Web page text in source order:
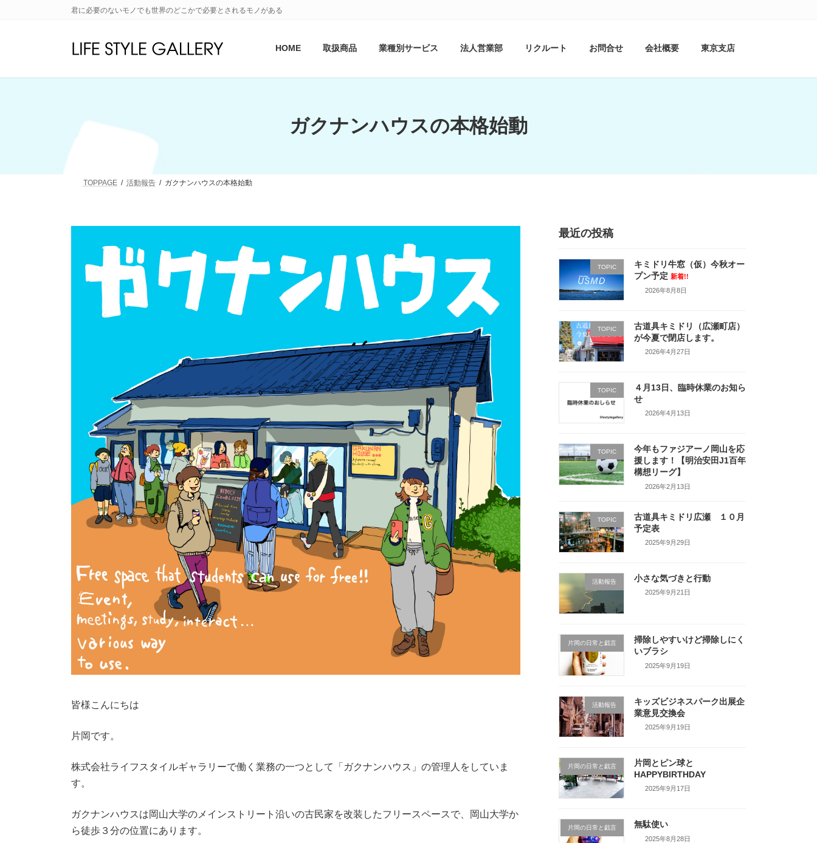
君に必要のないモノでも世界のどこかで必要とされるモノがある
HOME 取扱商品 業種別サービス 法人営業部 リクルート お問合せ 会社概要 東京支店
ガクナンハウスの本格始動
TOPPAGE 活動報告 ガクナンハウスの本格始動
皆様こんにちは
片岡です。
株式会社ライフスタイルギャラリーで働く業務の一つとして「ガクナンハウス」の管理人をしていま
す。
ガクナンハウスは岡山大学のメインストリート沿いの古民家を改装したフリースペースで、岡山大学か
ら徒歩３分の位置にあります。
最近の投稿
TOPIC
キミドリ牛窓（仮）今秋オー
プン予定 新着!!
2026年8月8日
TOPIC
古道具キミドリ（広瀬町店）
が今夏で閉店します。
2026年4月27日
TOPIC
４月13日、臨時休業のお知ら
せ
2026年4月13日
TOPIC
今年もファジアーノ岡山を応
援します！【明治安田J1百年
構想リーグ】
2026年2月13日
TOPIC
古道具キミドリ広瀬 １０月
予定表
2025年9月29日
活動報告 小さな気づきと行動
2025年9月21日
片岡の日常と戯言
掃除しやすいけど掃除しにく
いブラシ
2025年9月19日
活動報告
キッズビジネスパーク出展企
業意見交換会
2025年9月19日
片岡の日常と戯言
片岡とピン球と
HAPPYBIRTHDAY
2025年9月17日
片岡の日常と戯言 無駄使い
2025年8月28日